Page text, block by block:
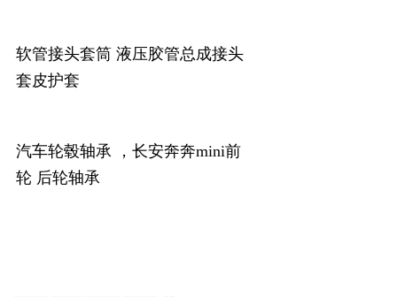
软管接头套筒 液压胶管总成接头
套皮护套
汽车轮毂轴承 ，长安奔奔mini前
轮 后轮轴承